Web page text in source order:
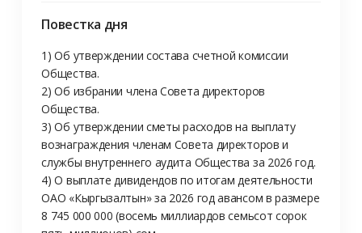
Повестка дня
1) Об утверждении состава счетной комиссии
Общества.
2) Об избрании члена Совета директоров
Общества.
3) Об утверждении сметы расходов на выплату
вознаграждения членам Совета директоров и
службы внутреннего аудита Общества за 2026 год.
4) О выплате дивидендов по итогам деятельности
ОАО «Кыргызалтын» за 2026 год авансом в размере
8 745 000 000 (восемь миллиардов семьсот сорок